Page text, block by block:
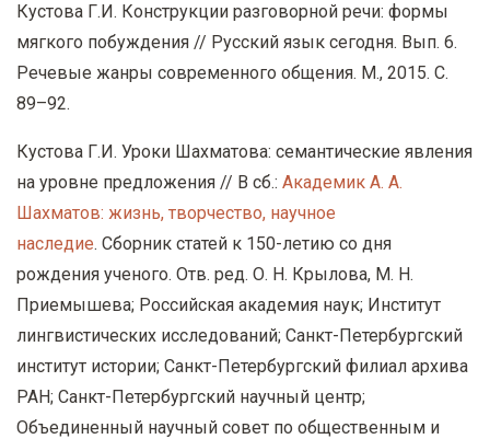
Кустова Г.И. Конструкции разговорной речи: формы
мягкого побуждения // Русский язык сегодня. Вып. 6.
Речевые жанры современного общения. М., 2015. С.
89–92.
Кустова Г.И. Уроки Шахматова: семантические явления
на уровне предложения // В сб.: Академик А. А.
Шахматов: жизнь, творчество, научное
наследие. Сборник статей к 150-летию со дня
рождения ученого. Отв. ред. О. Н. Крылова, М. Н.
Приемышева; Российская академия наук; Институт
лингвистических исследований; Санкт-Петербургский
институт истории; Санкт-Петербургский филиал архива
РАН; Санкт-Петербургский научный центр;
Объединенный научный совет по общественным и